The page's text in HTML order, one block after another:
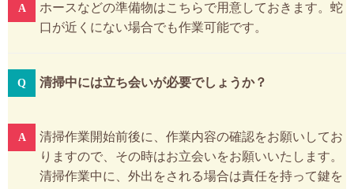
ホースなどの準備物はこちらで用意しておきます。蛇
口が近くにない場合でも作業可能です。
清掃中には立ち会いが必要でしょうか？
清掃作業開始前後に、作業内容の確認をお願いしてお
りますので、その時はお立会いをお願いいたします。
清掃作業中に、外出をされる場合は責任を持って鍵を